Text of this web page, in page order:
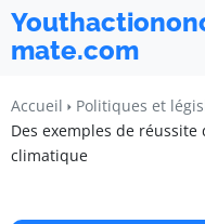
mate.com
Accueil
Politiques et
Des exemples de
climatique